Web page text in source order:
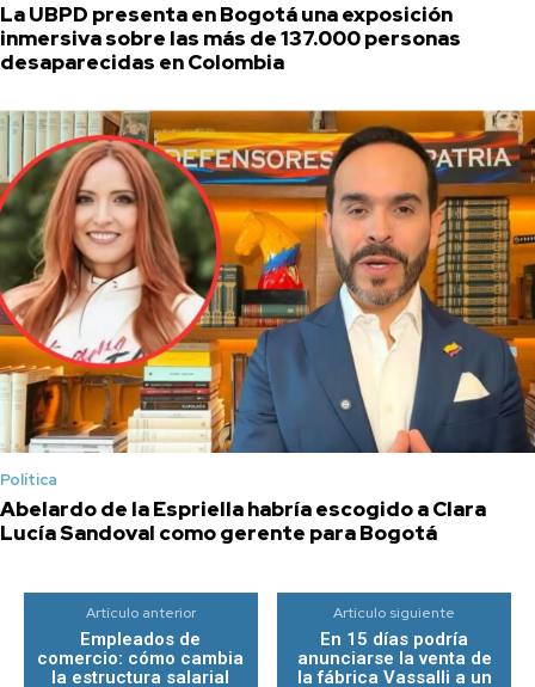
La UBPD presenta en Bogotá una exposición
inmersiva sobre las más de 137.000 personas
desaparecidas en Colombia
Política
Abelardo de la Espriella habría escogido a Clara
Lucía Sandoval como gerente para Bogotá
Artículo anterior
Empleados de
comercio: cómo cambia
la estructura salarial
Artículo siguiente
En 15 días podría
anunciarse la venta de
la fábrica Vassalli a un